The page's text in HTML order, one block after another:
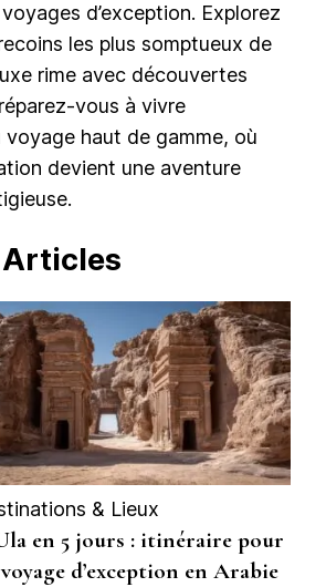
d’exception. Explorez
les plus somptueux de
rime avec découvertes
vous à vivre
voyage haut de gamme, où
devient une aventure
& Lieux
en 5 jours : itinéraire pour
d’exception en Arabie